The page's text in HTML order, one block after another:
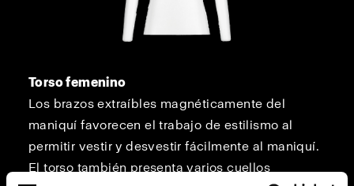
Torso femenino
Los brazos extraíbles magnéticamente del
maniquí favorecen el trabajo de estilismo al
permitir vestir y desvestir fácilmente al maniquí.
El torso también presenta varios cuellos